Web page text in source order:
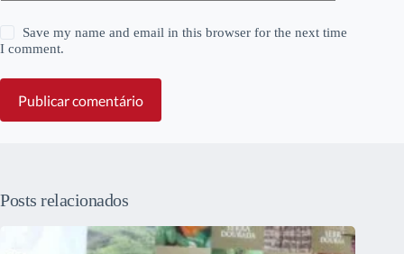
Save my name and email in this browser for the next time
I comment.
Publicar comentário
Posts relacionados